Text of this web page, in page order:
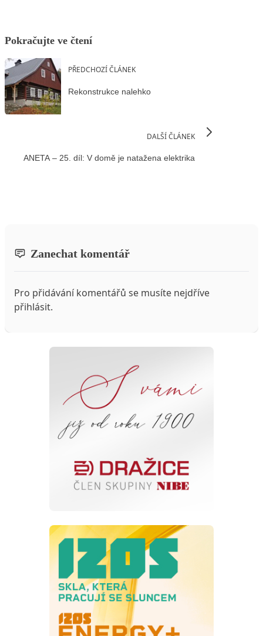
Pokračujte ve čtení
PŘEDCHOZÍ ČLÁNEK
Rekonstrukce nalehko
DALŠÍ ČLÁNEK
ANETA – 25. díl: V domě je natažena elektrika
Zanechat komentář
Pro přidávání komentářů se musíte nejdříve
přihlásit.